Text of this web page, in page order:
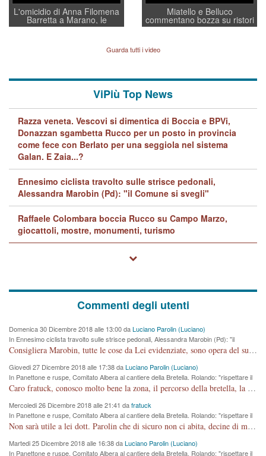
L'omicidio di Anna Filomena
Barretta a Marano, le
indagini dei carabinieri di
Lavarra: più avvincenti di
quelle di... Barbara D'Urso
Miatello e Belluco
commentano bozza su ristori
BPVi e Veneto Banca
Guarda tutti i video
ViPiù Top News
Razza veneta. Vescovi si dimentica di Boccia e BPVi,
Donazzan sgambetta Rucco per un posto in provincia
come fece con Berlato per una seggiola nel sistema
Galan. E Zaia...?
Ennesimo ciclista travolto sulle strisce pedonali,
Alessandra Marobin (Pd): "il Comune si svegli"
Raffaele Colombara boccia Rucco su Campo Marzo,
giocattoli, mostre, monumenti, turismo
Commenti degli utenti
Domenica 30 Dicembre 2018 alle 13:00 daLuciano Parolin (Luciano)
In Ennesimo ciclista travolto sulle strisce pedonali, Alessandra Marobin (Pd): "il
Comune si svegli"
Consigliera Marobin, tutte le cose da Lei evidenziate, sono opera del suo ex Assessore e compagno di Partito Antonio Marco Dalla Pozza Assessore alla "progettazione" di piste ciclabili e altre porcherie. A lui manderei il conto da saldare per incidenti e danni alle persone. E' ora che "finiamola." Avete perso rassegnatevi. qui IL SINDACO RUCCO NON C'ENTRA PER NIENTE. CAPITO!!!!!!!! Amen.
Giovedi 27 Dicembre 2018 alle 17:38 daLuciano Parolin (Luciano)
In Panettone e ruspe, Comitato Albera al cantiere della Bretella. Rolando: "rispettare il
cronoprogramma"
Caro fratuck, conosco molto bene la zona, il percorso della bretella, la situazione dei cittadini, abito in Viale Trento. A partire dal 2003 ho partecipato al Comitato di Maddalene pro bretella, e a riunioni propositive per apportare modifiche al progetto. Numerose mie foto del territorio sono arrivate a Roma, altri miei interventi (non graditi dalla Sx) sono stati pubblicati dal GdV, assieme ad altri come Ciro Asproso, ora favorevole alla bretella. Ho partecipato alla raccolta firme per la chiusura della strada x 5 giorni eseguita dal Sindaco Hullwech per sforamento 180 Micro/g. Pertanto come impegno per la tematica sono apposto con la coscienza. Ora il Progetto è partito, fine! Voglio dire che la nuova Giunta "comunale" non c'entra più. L'opera sarà "malauguratamente" eseguita, ma non con il mio placet. Il Consigliere Comunale dovrebbe capire che la campagna elettorale è finita, con buona pace di tutti. Quello che invece dovrebbe interessare è la proprietà della strada, dall'uscita autostradale Ovest, sino alla Rotatoria dell'Albara, vi sono tre possessori: Autostrade SpA; La Provincia, il Comune. Come la mettiamo per il futuro ? I costi, da 50 sono saliti a 100 milioni di € come dire 20 milioni a KM (!) da non credere. Comunque si farà. Ma nessuno canti Vittoria, anzi meglio non farne un ulteriore fatto "partitico" per questioni elettorali o di seggio. Se mi manda la sua mail, sono disponibile ad inviare i documenti e le foto sopra descritte. Con ossequi, Luciano Parolin
Mercoledi 26 Dicembre 2018 alle 21:41 dafratuck
In Panettone e ruspe, Comitato Albera al cantiere della Bretella. Rolando: "rispettare il
cronoprogramma"
Non sarà utile a lei dott. Parolin che di sicuro non ci abita, decine di migliaia di TIR, automobili e padroncini che passano quotidianamente per una strada appena rotabile, non è più possibile stendere i panni, attraversare la strada senza rischiare la morte, le case stanno crepando, i tempi sono cambiati e la bretella non passerà assolutamente per maddalene (ma cosa sta a dire?!), dia invece responsabilità a chi ha costruito tagliando la strada che doveva invece terminare a isola vicentina e non al moracchino lasciando Motta di Costabissara ancora in panne di traffico. I tempi sono cambiati dottore e se l'anagrafe della vita stagna nell'essere umano impressioni conservatrici, la società non le considera perchè va avanti, si industrializza e ha bisogno di infrastrutture e di sviluppo. Ultima considerazione, se è geloso di Rolando perchè vede in lui solo campagne politiche mentre si difendono i SOLI diritti dei cittadini, la preghiamo faccia considerazioni più appropriate. Saluti e complimenti per i suoi scritti.
Martedi 25 Dicembre 2018 alle 16:38 daLuciano Parolin (Luciano)
In Panettone e ruspe, Comitato Albera al cantiere della Bretella. Rolando: "rispettare il